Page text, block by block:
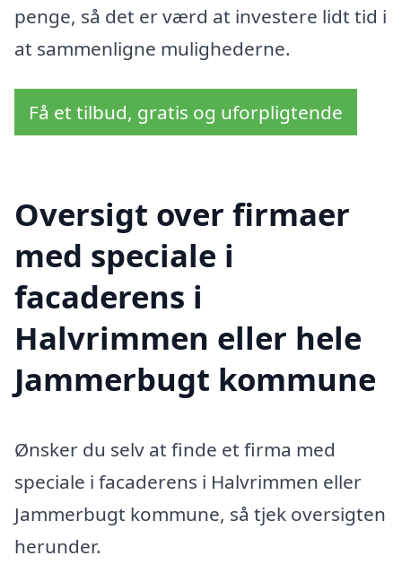
penge, så det er værd at investere lidt tid i
at sammenligne mulighederne.
Få et tilbud, gratis og uforpligtende
Oversigt over firmaer
med speciale i
facaderens i
Halvrimmen eller hele
Jammerbugt kommune
Ønsker du selv at finde et firma med
speciale i facaderens i Halvrimmen eller
Jammerbugt kommune, så tjek oversigten
herunder.